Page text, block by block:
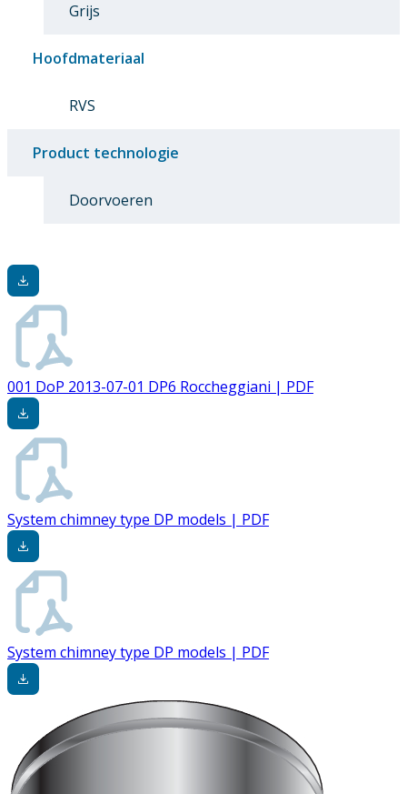
Grijs
Hoofdmateriaal
RVS
Product technologie
Doorvoeren
001 DoP 2013-07-01 DP6 Roccheggiani | PDF
System chimney type DP models | PDF
System chimney type DP models | PDF